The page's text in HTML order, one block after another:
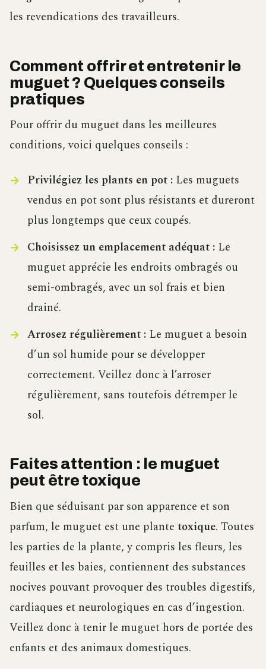
les revendications des travailleurs.
Comment offrir et entretenir le
muguet ? Quelques conseils
pratiques
Pour offrir du muguet dans les meilleures
conditions, voici quelques conseils :
Privilégiez les plants en pot :Les muguets
vendus en pot sont plus résistants et dureront
plus longtemps que ceux coupés.
Choisissez un emplacement adéquat :Le
muguet apprécie les endroits ombragés ou
semi-ombragés, avec un sol frais et bien
drainé.
Arrosez régulièrement :Le muguet a besoin
d’un sol humide pour se développer
correctement. Veillez donc à l’arroser
régulièrement, sans toutefois détremper le
sol.
Faites attention : le muguet
peut être toxique
Bien que séduisant par son apparence et son
parfum, le muguet est une plante toxique. Toutes
les parties de la plante, y compris les fleurs, les
feuilles et les baies, contiennent des substances
nocives pouvant provoquer des troubles digestifs,
cardiaques et neurologiques en cas d’ingestion.
Veillez donc à tenir le muguet hors de portée des
enfants et des animaux domestiques.